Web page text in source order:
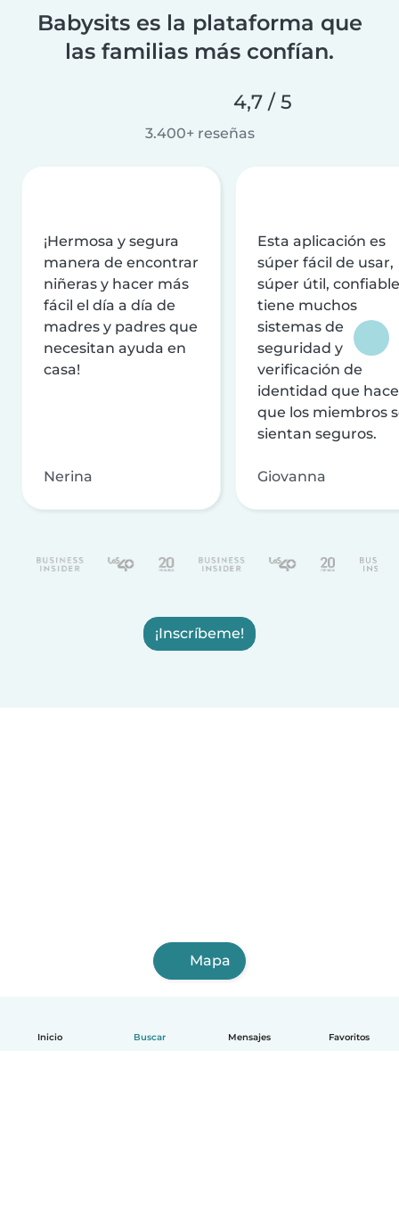
Inicio Buscar Mensajes Favoritos
Babysits es la plataforma que
las familias más confían.
4,7 / 5
3.400+ reseñas
¡Hermosa y segura
manera de encontrar
niñeras y hacer más
fácil el día a día de
madres y padres que
necesitan ayuda en
casa!
Nerina
Esta aplicación es
súper fácil de usar,
súper útil,
tiene muchos
sistemas de
seguridad y
verificación de
identidad que
que los miembros
sientan seguros.
Giovanna
¡Inscríbeme!
Mapa